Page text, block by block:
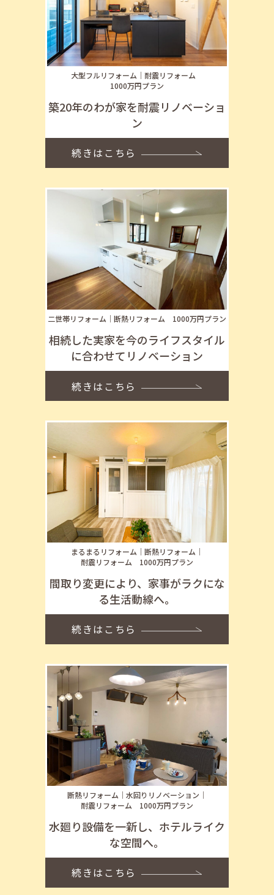
大型フルリフォーム
耐震リフォーム
1000万円プラン
築20年のわが家を耐震リノベーショ
ン
続きはこちら
二世帯リフォーム 断熱リフォーム 1000万円プラン
相続した実家を今のライフスタイル
に合わせてリノベーション
続きはこちら
まるまるリフォーム
断熱リフォーム
耐震リフォーム
1000万円プラン
間取り変更により、家事がラクにな
る生活動線へ。
続きはこちら
断熱リフォーム
水回りリノベーション
耐震リフォーム
1000万円プラン
水廻り設備を一新し、ホテルライク
な空間へ。
続きはこちら